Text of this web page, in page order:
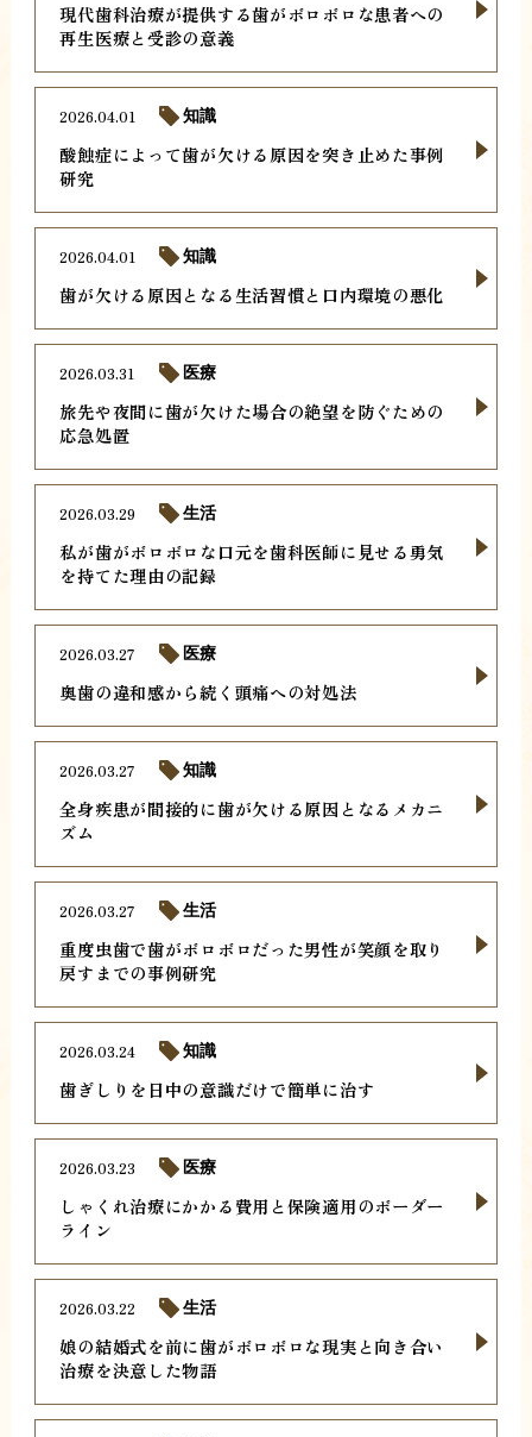
現代歯科治療が提供する歯がボロボロな患者への
再生医療と受診の意義
酸蝕症によって歯が欠ける原因を突き止めた事例
研究
2026.04.01 知識
歯が欠ける原因となる生活習慣と口内環境の悪化
2026.04.01 知識
旅先や夜間に歯が欠けた場合の絶望を防ぐための
応急処置
2026.03.31 医療
私が歯がボロボロな口元を歯科医師に見せる勇気
を持てた理由の記録
2026.03.29 生活
奥歯の違和感から続く頭痛への対処法
2026.03.27 医療
全身疾患が間接的に歯が欠ける原因となるメカニ
ズム
2026.03.27 知識
重度虫歯で歯がボロボロだった男性が笑顔を取り
戻すまでの事例研究
2026.03.27 生活
歯ぎしりを日中の意識だけで簡単に治す
2026.03.24 知識
しゃくれ治療にかかる費用と保険適用のボーダー
ライン
2026.03.23 医療
娘の結婚式を前に歯がボロボロな現実と向き合い
治療を決意した物語
2026.03.22 生活